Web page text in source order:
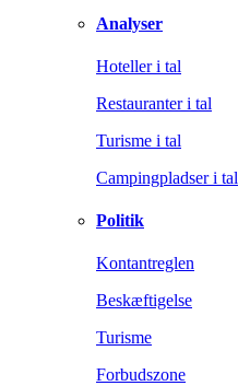
Analyser
Hoteller i tal
Restauranter i tal
Turisme i tal
Campingpladser i tal
Politik
Kontantreglen
Beskæftigelse
Turisme
Forbudszone